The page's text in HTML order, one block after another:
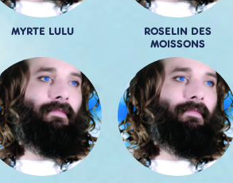
MYRTE LULU
ROSELIN DES
MOISSONS